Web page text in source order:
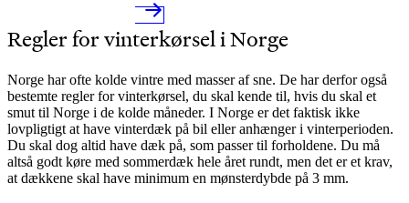
Regler for vinterkørsel i Norge
Norge har ofte kolde vintre med masser af sne. De har derfor også
bestemte regler for vinterkørsel, du skal kende til, hvis du skal et
smut til Norge i de kolde måneder. I Norge er det faktisk ikke
lovpligtigt at have vinterdæk på bil eller anhænger i vinterperioden.
Du skal dog altid have dæk på, som passer til forholdene. Du må
altså godt køre med sommerdæk hele året rundt, men det er et krav,
at dækkene skal have minimum en mønsterdybde på 3 mm.